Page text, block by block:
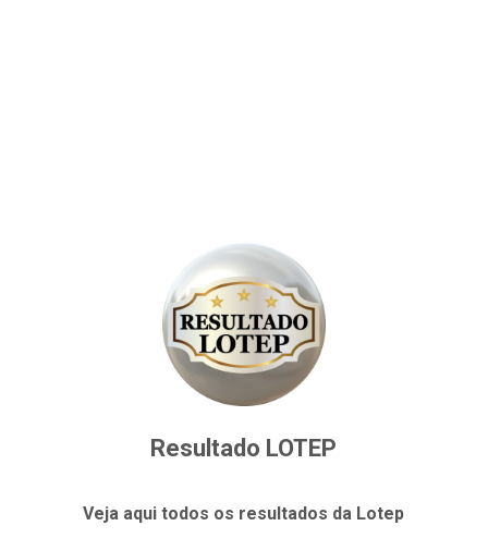
Resultado LOTEP
Veja aqui todos os resultados da Lotep